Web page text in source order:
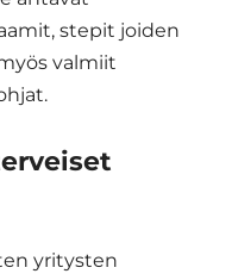
stepit joiden
valmiit
yritysten